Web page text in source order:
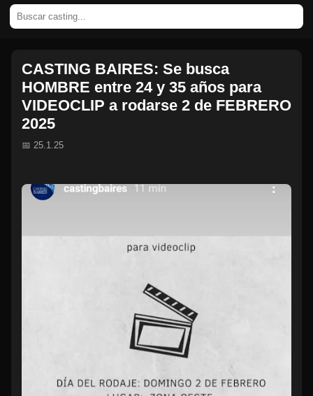
CASTING BAIRES: Se busca
HOMBRE entre 24 y 35 años para
VIDEOCLIP a rodarse 2 de FEBRERO
2025
📅 25.1.25